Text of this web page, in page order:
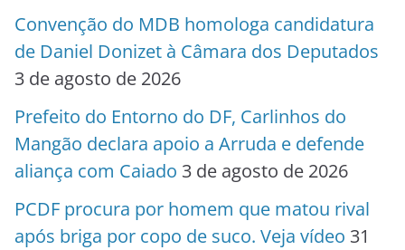
Convenção do MDB homologa candidatura
de Daniel Donizet à Câmara dos Deputados
3 de agosto de 2026
Prefeito do Entorno do DF, Carlinhos do
Mangão declara apoio a Arruda e defende
aliança com Caiado 3 de agosto de 2026
PCDF procura por homem que matou rival
após briga por copo de suco. Veja vídeo 31